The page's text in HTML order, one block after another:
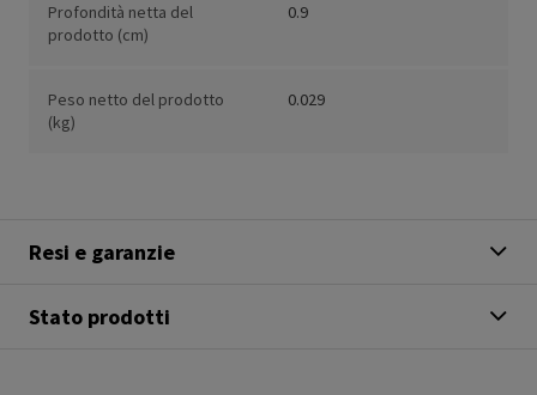
Profondità netta del
prodotto (cm)
0.9
Peso netto del prodotto
(kg)
0.029
Resi e garanzie
Stato prodotti